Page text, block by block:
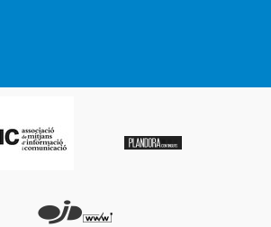
"El cuerpo", un thriller d'estil clàssic,
protagonista de la jornada inaugural del